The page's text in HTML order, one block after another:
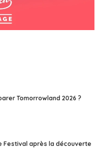
Tomorrowland 2026 ?
Festival après la découverte